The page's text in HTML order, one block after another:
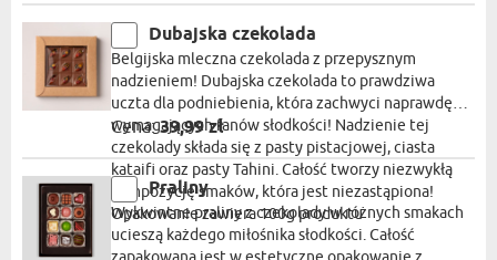
Dubajska czekolada
Belgijska mleczna czekolada z przepysznym
nadzieniem! Dubajska czekolada to prawdziwa
uczta dla podniebienia, która zachwyci naprawdę
wymagających fanów słodkości! Nadzienie tej
czekolady składa się z pasty pistacjowej, ciasta
kataifi oraz pasty Tahini. Całość tworzy niezwykłą
kompozycję smaków, która jest niezastąpiona!
Opakowanie zawiera 100g produktu
Cena:39,99 zł
Praliny
Wykwintne praliny z czekolady w różnych smakach
ucieszą każdego miłośnika słodkości. Całość